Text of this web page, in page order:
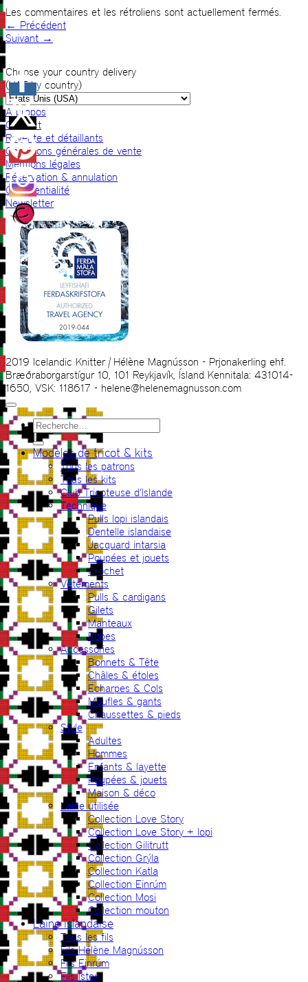
Les commentaires et les rétroliens sont actuellement fermés.
← Précédent
Suivant →
Choose your country delivery
(VAT by country)
A propos
Contact
Revente et détaillants
Conditions générales de vente
Mentions légales
Réservation & annulation
Confidentialité
Newsletter
2019 Icelandic Knitter | Hélène Magnússon - Prjonakerling ehf.
Bræðraborgarstígur 10, 101 Reykjavík, Ísland Kennitala: 431014-
1650, VSK: 118617 - helene@helenemagnusson.com
Recherche
pour :
Modèles de tricot & kits
Tous les patrons
Tous les kits
Club Tricoteuse d’Islande
Technique
Pulls lopi islandais
Dentelle islandaise
Jacquard intarsia
Poupées et jouets
Crochet
Vêtements
Pulls & cardigans
Gilets
Manteaux
Robes
Accessories
Bonnets & Tête
Châles & étoles
Echarpes & Cols
Moufles & gants
Chaussettes & pieds
Style
Adultes
Hommes
Enfants & layette
Poupées & jouets
Maison & déco
Laine utilisée
Collection Love Story
Collection Love Story + lopi
Collection Gilitrutt
Collection Grýla
Collection Katla
Collection Einrúm
Collection Mosi
Collection mouton
Laine islandaise
Tous les fils
Fils Hélène Magnússon
Fils Einrúm
Fils Ístex